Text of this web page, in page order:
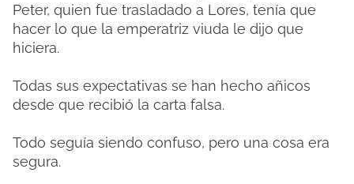
Peter, quien fue trasladado a Lores, tenía que
hacer lo que la emperatriz viuda le dijo que
hiciera.
Todas sus expectativas se han hecho añicos
desde que recibió la carta falsa.
Todo seguía siendo confuso, pero una cosa era
segura.